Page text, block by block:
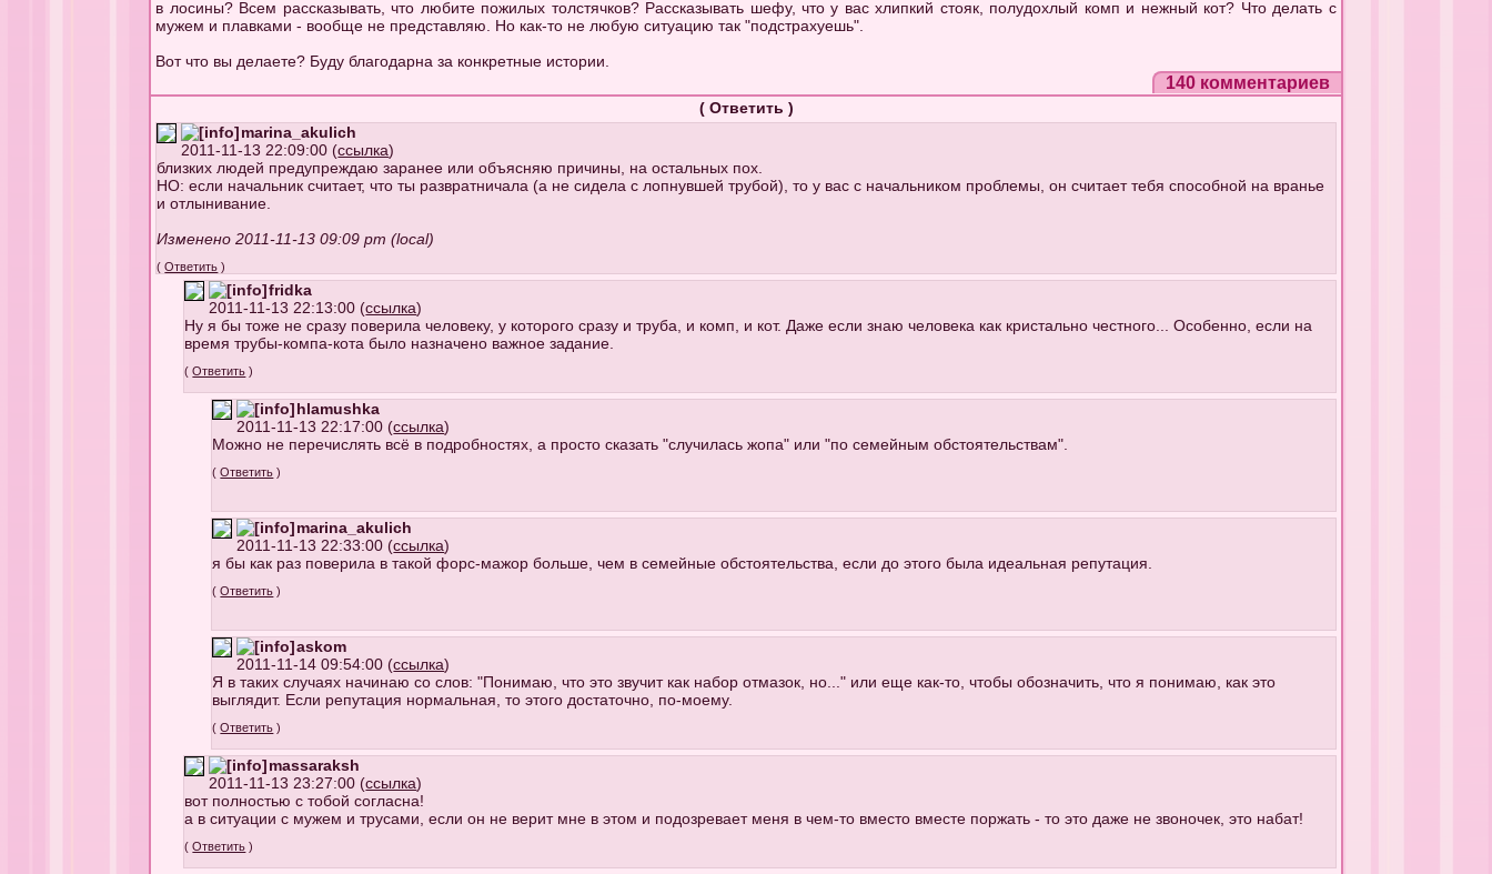
в лосины? Всем рассказывать, что любите пожилых толстячков? Рассказывать шефу, что у вас хлипкий стояк, полудохлый комп и нежный кот? Что делать с
мужем и плавками - вообще не представляю. Но как-то не любую ситуацию так "подстрахуешь".
Вот что вы делаете? Буду благодарна за конкретные истории.
140 комментариев
( Ответить )
marina_akulich
2011-11-13 22:09:00 (ссылка)
близких людей предупреждаю заранее или объясняю причины, на остальных пох.
НО: если начальник считает, что ты развратничала (а не сидела с лопнувшей трубой), то у вас с начальником проблемы, он считает тебя способной на вранье
и отлынивание.
Изменено 2011-11-13 09:09 pm (local)
(Ответить )
fridka
2011-11-13 22:13:00 (ссылка)
Ну я бы тоже не сразу поверила человеку, у которого сразу и труба, и комп, и кот. Даже если знаю человека как кристально честного... Особенно, если на
время трубы-компа-кота было назначено важное задание.
(Ответить )
hlamushka
2011-11-13 22:17:00 (ссылка)
Можно не перечислять всё в подробностях, а просто сказать "случилась жопа" или "по семейным обстоятельствам".
(Ответить )
marina_akulich
2011-11-13 22:33:00 (ссылка)
я бы как раз поверила в такой форс-мажор больше, чем в семейные обстоятельства, если до этого была идеальная репутация.
(Ответить )
askom
2011-11-14 09:54:00 (ссылка)
Я в таких случаях начинаю со слов: "Понимаю, что это звучит как набор отмазок, но..." или еще как-то, чтобы обозначить, что я понимаю, как это
выглядит. Если репутация нормальная, то этого достаточно, по-моему.
(Ответить )
massaraksh
2011-11-13 23:27:00 (ссылка)
вот полностью с тобой согласна!
а в ситуации с мужем и трусами, если он не верит мне в этом и подозревает меня в чем-то вместо вместе поржать - то это даже не звоночек, это набат!
(Ответить )